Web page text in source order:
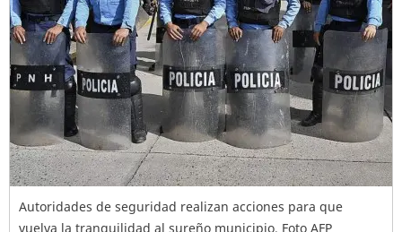
Autoridades de seguridad realizan acciones para que
vuelva la tranquilidad al sureño municipio. Foto AFP